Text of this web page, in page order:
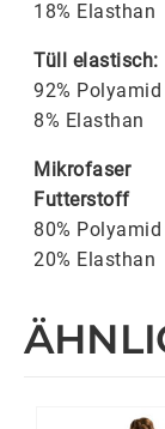
18% Elasthan
Tüll elastisch:
92% Polyamid
8% Elasthan
Mikrofaser
Futterstoff
80% Polyamid
20% Elasthan